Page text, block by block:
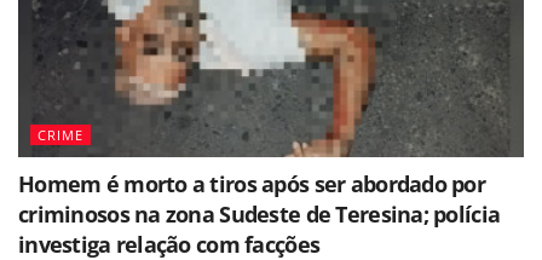
CRIME
Homem é morto a tiros após ser abordado por
criminosos na zona Sudeste de Teresina; polícia
investiga relação com facções